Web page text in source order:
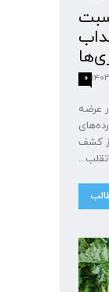
۰
عرضه
کشف
تقلب...